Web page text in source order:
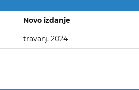
Novo izdanje
travanj, 2024